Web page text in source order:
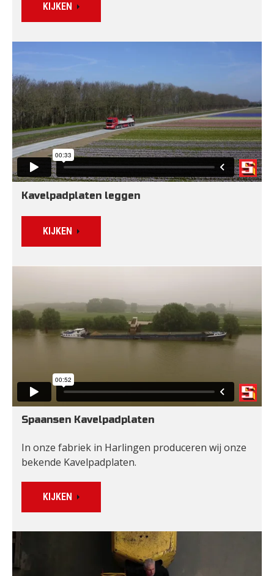
KIJKEN
Kavelpadplaten leggen
KIJKEN
Spaansen Kavelpadplaten
In onze fabriek in Harlingen produceren wij onze
bekende Kavelpadplaten.
KIJKEN